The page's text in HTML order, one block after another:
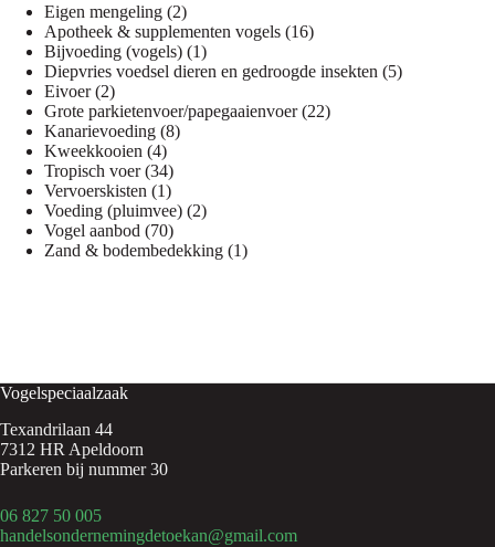
Eigen mengeling 22
producten
Apotheek & supplementen vogels 1616
Bijvoeding (vogels) 11
product
Diepvries voedsel dieren en gedroogde insekten 55
Eivoer 22
producten
Grote parkietenvoer/papegaaienvoer 2222
Kanarievoeding 88
Kweekkooien 44
producten
Tropisch voer 3434
producten
Vervoerskisten 11
product
Voeding (pluimvee) 22
Vogel aanbod 7070
producten
Zand & bodembedekking 11
Vogelspeciaalzaak
Texandrilaan 44
7312 HR Apeldoorn
Parkeren bij nummer 30
06 827 50 005
handelsondernemingdetoekan@gmail.com